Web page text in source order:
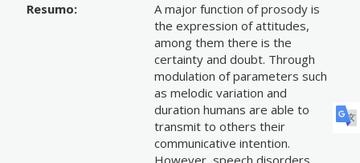
Resumo:
A major function of prosody is
the expression of attitudes,
among them there is the
certainty and doubt. Through
modulation of parameters such
as melodic variation and
duration humans are able to
transmit to others their
communicative intention.